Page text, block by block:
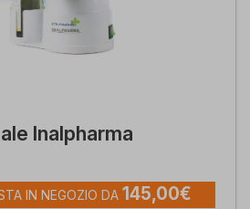
Inalpharma
IN NEGOZIO DA 145,00€